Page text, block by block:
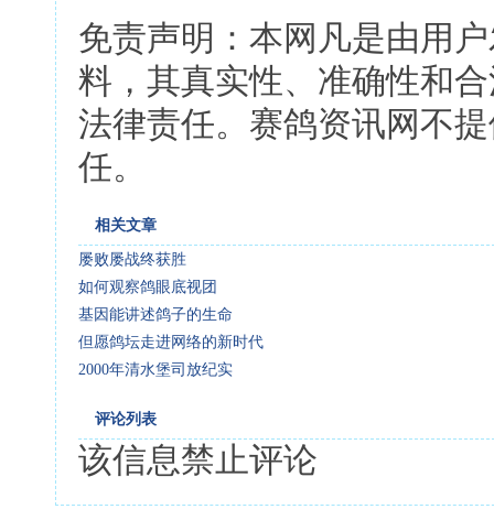
免责声明：本网凡是由用
料，其真实性、准确性和
法律责任。赛鸽资讯网不
任。
相关文章
屡败屡战终获胜
如何观察鸽眼底视团
基因能讲述鸽子的生命
但愿鸽坛走进网络的新时代
2000年清水堡司放纪实
评论列表
该信息禁止评论